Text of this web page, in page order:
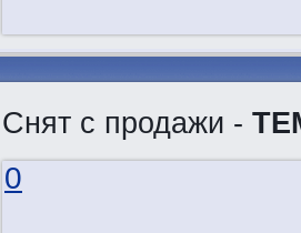
Снят с продажи -
0